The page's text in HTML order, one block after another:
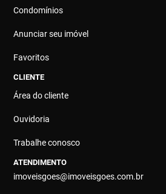
Condomínios
Anunciar seu imóvel
Favoritos
CLIENTE
Área do cliente
Ouvidoria
Trabalhe conosco
ATENDIMENTO
imoveisgoes@imoveisgoes.com.br